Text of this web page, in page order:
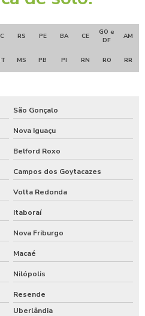
RS PE BA CE
GO e
DF
AM
MS PB PI RN RO RR
São Gonçalo
Nova Iguaçu
Belford Roxo
Campos dos Goytacazes
Volta Redonda
Itaboraí
Nova Friburgo
Macaé
Nilópolis
Resende
Uberlândia